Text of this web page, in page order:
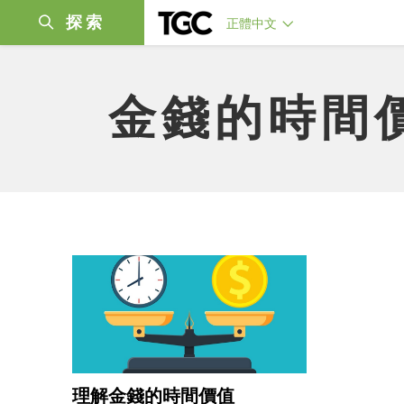
探索 正體中文
金錢的時間
理解金錢的時間價值